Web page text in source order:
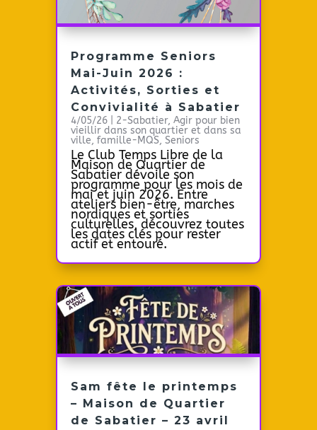
Programme Seniors
Mai-Juin 2026 :
Activités, Sorties et
Convivialité à Sabatier
4/05/26 2-Sabatier,Agir pour bien
vieillir dans son quartier et dans sa
ville,famille-MQS,Seniors
Le Club Temps Libre de la
Maison de Quartier de
Sabatier dévoile son
programme pour les mois de
mai et juin 2026. Entre
ateliers bien-être, marches
nordiques et sorties
culturelles, découvrez toutes
les dates clés pour rester
actif et entouré.
Sam fête le printemps
– Maison de Quartier
de Sabatier – 23 avril